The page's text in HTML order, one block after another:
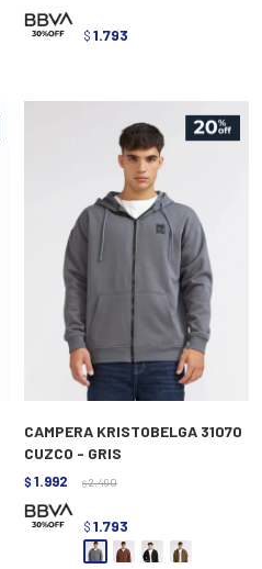
$ 1.793
CAMPERA KRISTOBELGA 31070
CUZCO - GRIS
$ 1.992 $ 2.490
$ 1.793